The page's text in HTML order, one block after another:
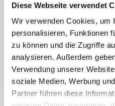
Diese Webseite verwendet
Wir verwenden Cookies, um
personalisieren, Funktionen
zu können und die Zugriffe
analysieren. Außerdem
Verwendung unserer
soziale Medien, Werbung
Partner führen diese